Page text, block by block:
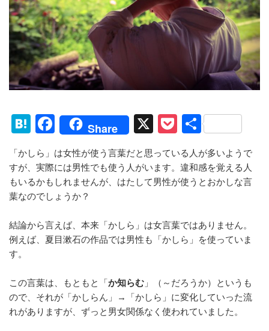
H
e
n
a
F
c
e
b
o
o
Share X
P
ck
et
共
「かしら」は女性が使う言葉だと思っている人が多いようで
すが、実際には男性でも使う人がいます。違和感を覚える人
もいるかもしれませんが、はたして男性が使うとおかしな言
葉なのでしょうか？
結論から言えば、本来「かしら」は女言葉ではありません。
例えば、夏目漱石の作品では男性も「かしら」を使っていま
す。
この言葉は、もともと「か知らむ 」（～だろうか）というも
ので、それが「かしらん」→「かしら」に変化していった流
れがありますが、ずっと男女関係なく使われていました。